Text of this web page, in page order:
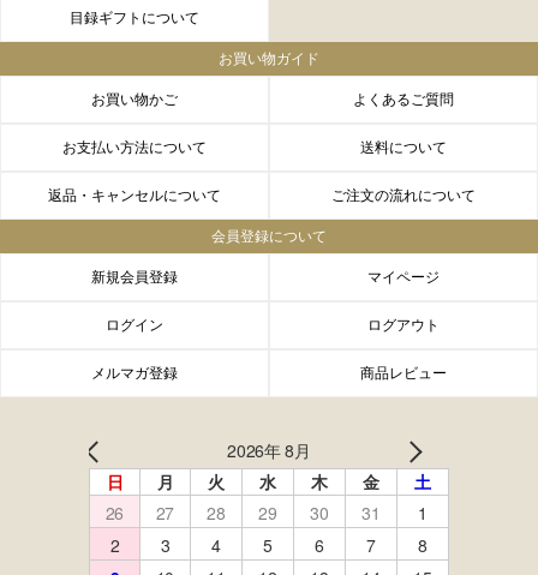
FACEBOOK instagram LINE
目録ギフトについて
お買い物ガイド
お買い物かご よくあるご質問
お支払い方法について 送料について
返品・キャンセルについて ご注文の流れについて
会員登録について
新規会員登録 マイページ
ログイン ログアウト
メルマガ登録 商品レビュー